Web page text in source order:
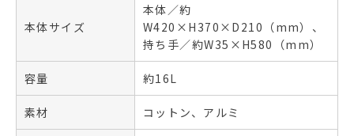
本体サイズ
本体／約
W420×H370×D210（mm）、
持ち手／約W35×H580（mm）
容量 約16L
素材 コットン、アルミ